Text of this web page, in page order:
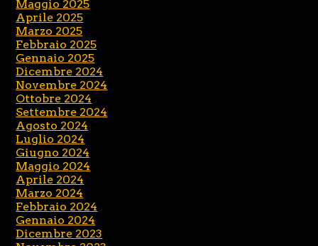
Maggio 2025
Aprile 2025
Marzo 2025
Febbraio 2025
Gennaio 2025
Dicembre 2024
Novembre 2024
Ottobre 2024
Settembre 2024
Agosto 2024
Luglio 2024
Giugno 2024
Maggio 2024
Aprile 2024
Marzo 2024
Febbraio 2024
Gennaio 2024
Dicembre 2023